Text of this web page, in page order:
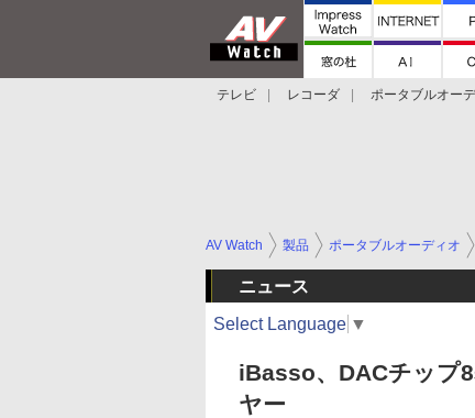
テレビ レコーダ ポータブルオー
AV Watch 製品 ポータブルオーディオ
ニュース
Select Language ▼
iBasso、DACチップ
ヤー